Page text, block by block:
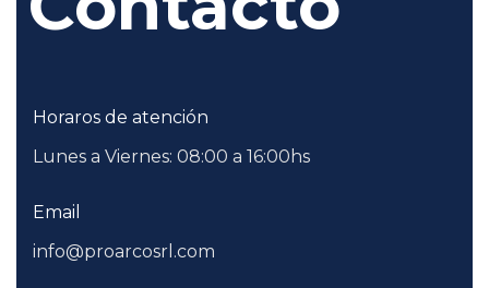
Horaros de atención
Lunes a Viernes: 08:00 a 16:00hs
Email
info@proarcosrl.com